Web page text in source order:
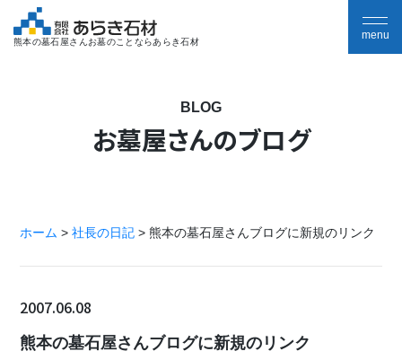
熊本の墓石屋さんお墓のことならあらき石材
BLOG
お墓屋さんのブログ
ホーム >社長の日記 >熊本の墓石屋さんブログに新規のリンク
2007.06.08
熊本の墓石屋さんブログに新規のリンク